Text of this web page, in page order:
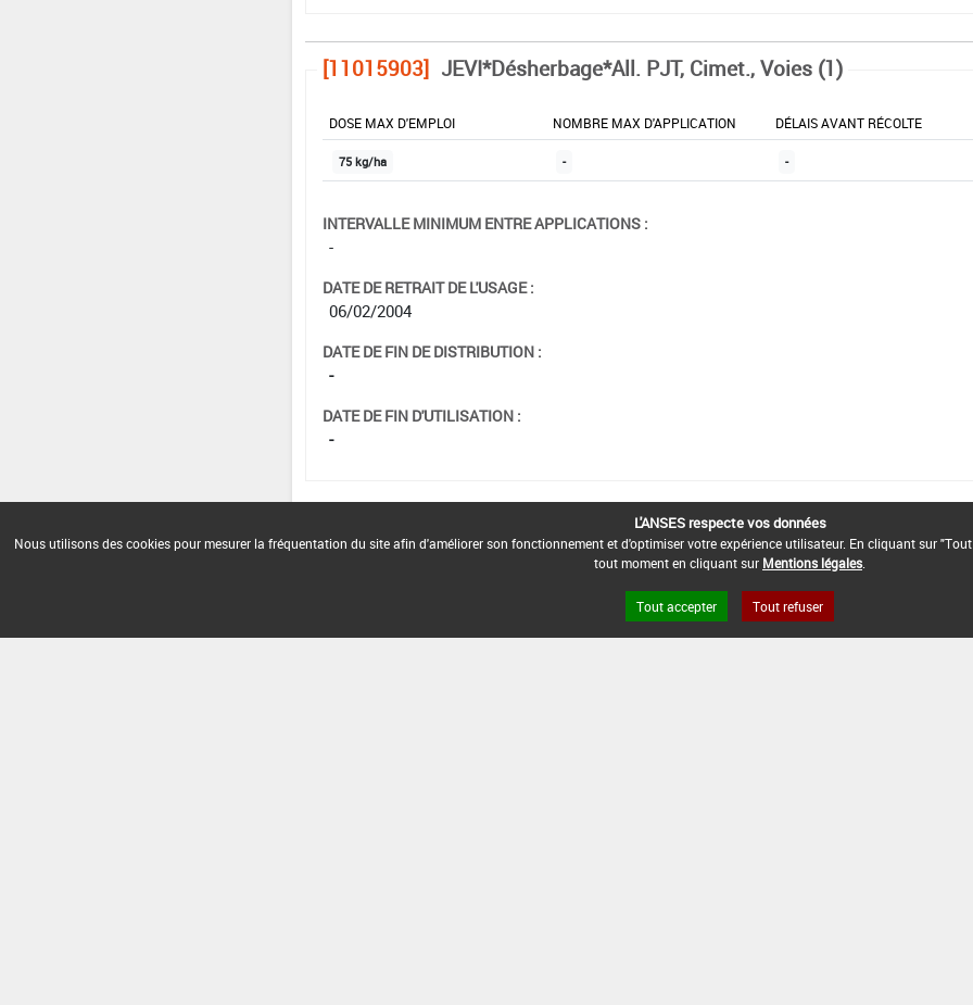
[11015903] JEVI*Désherbage*All. PJT, Cimet., Voies (1)
DOSE MAX D'EMPLOI NOMBRE MAX D'APPLICATION DÉLAIS AVANT RÉCOLTE
75 kg/ha - -
INTERVALLE MINIMUM ENTRE APPLICATIONS :
-
DATE DE RETRAIT DE L'USAGE :
06/02/2004
DATE DE FIN DE DISTRIBUTION :
-
DATE DE FIN D'UTILISATION :
-
L'ANSES respecte vos données
Nous utilisons des cookies pour mesurer la fréquentation du site afin d'améliorer son fonctionnement et d'optimiser votre expérience utilisateur. En cliquant sur
tout moment en cliquant sur Mentions légales
Tout accepter Tout refuser